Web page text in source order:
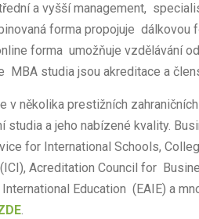
a vyšší management,
forma propojuje dálkovou
forma umožňuje vzdělávání
MBA studia jsou akreditace a
v několika prestižních
studia a jeho nabízené kvality.
for International Schools,
Acreditation Council for
Education (EAIE) a
.